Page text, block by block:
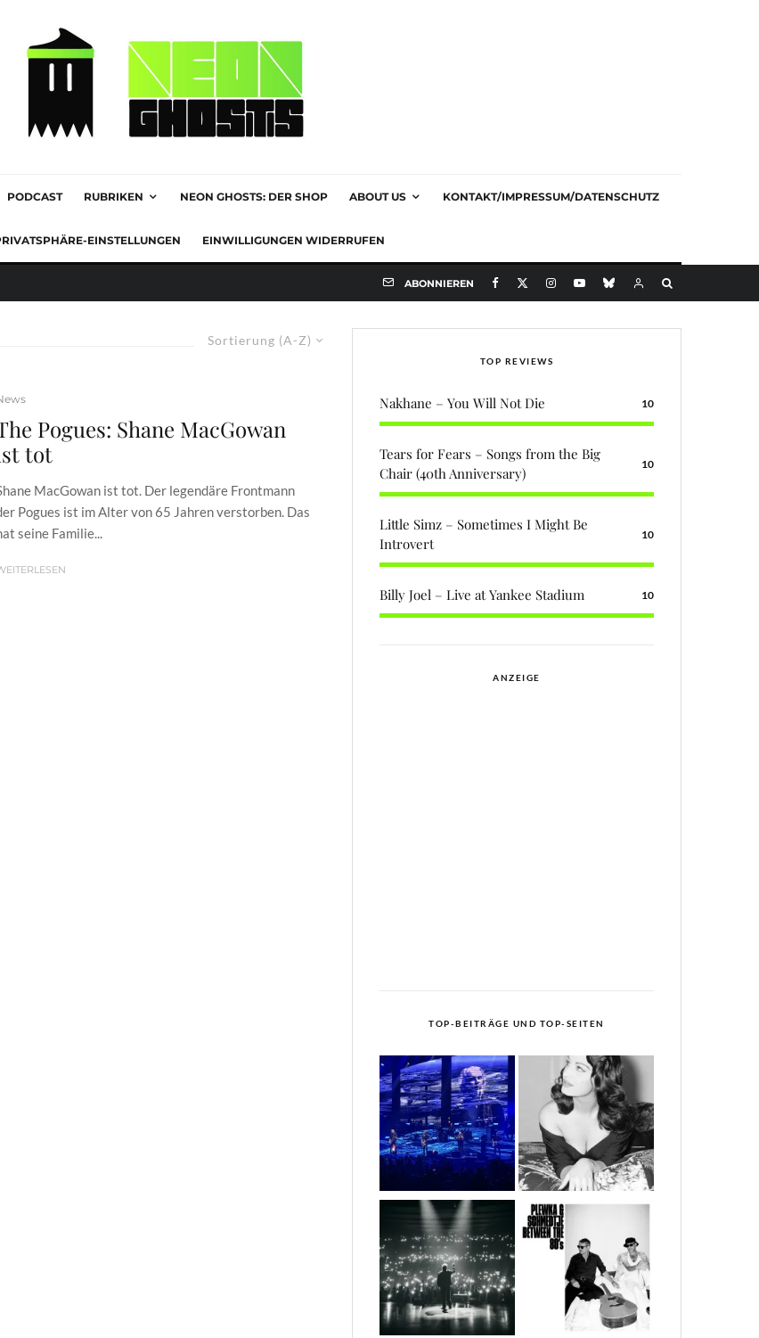
PODCAST RUBRIKEN NEON GHOSTS: DER SHOP ABOUT US KONTAKT/IMPRESSUM/DATENSCHUTZ
EINSTELLUNGEN EINWILLIGUNGEN WIDERRUFEN
ABONNIEREN
Sortierung (A-Z)
Pogues: Shane MacGowan
tot
MacGowan ist tot. Der legendäre Frontmann
Pogues ist im Alter von 65 Jahren verstorben. Das
seine Familie...
TOP REVIEWS
Nakhane – You Will Not Die 10
Tears for Fears – Songs from the Big
Chair (40th Anniversary)
10
Little Simz – Sometimes I Might Be
Introvert
10
Billy Joel – Live at Yankee Stadium 10
ANZEIGE
TOP-BEITRÄGE UND TOP-SEITEN